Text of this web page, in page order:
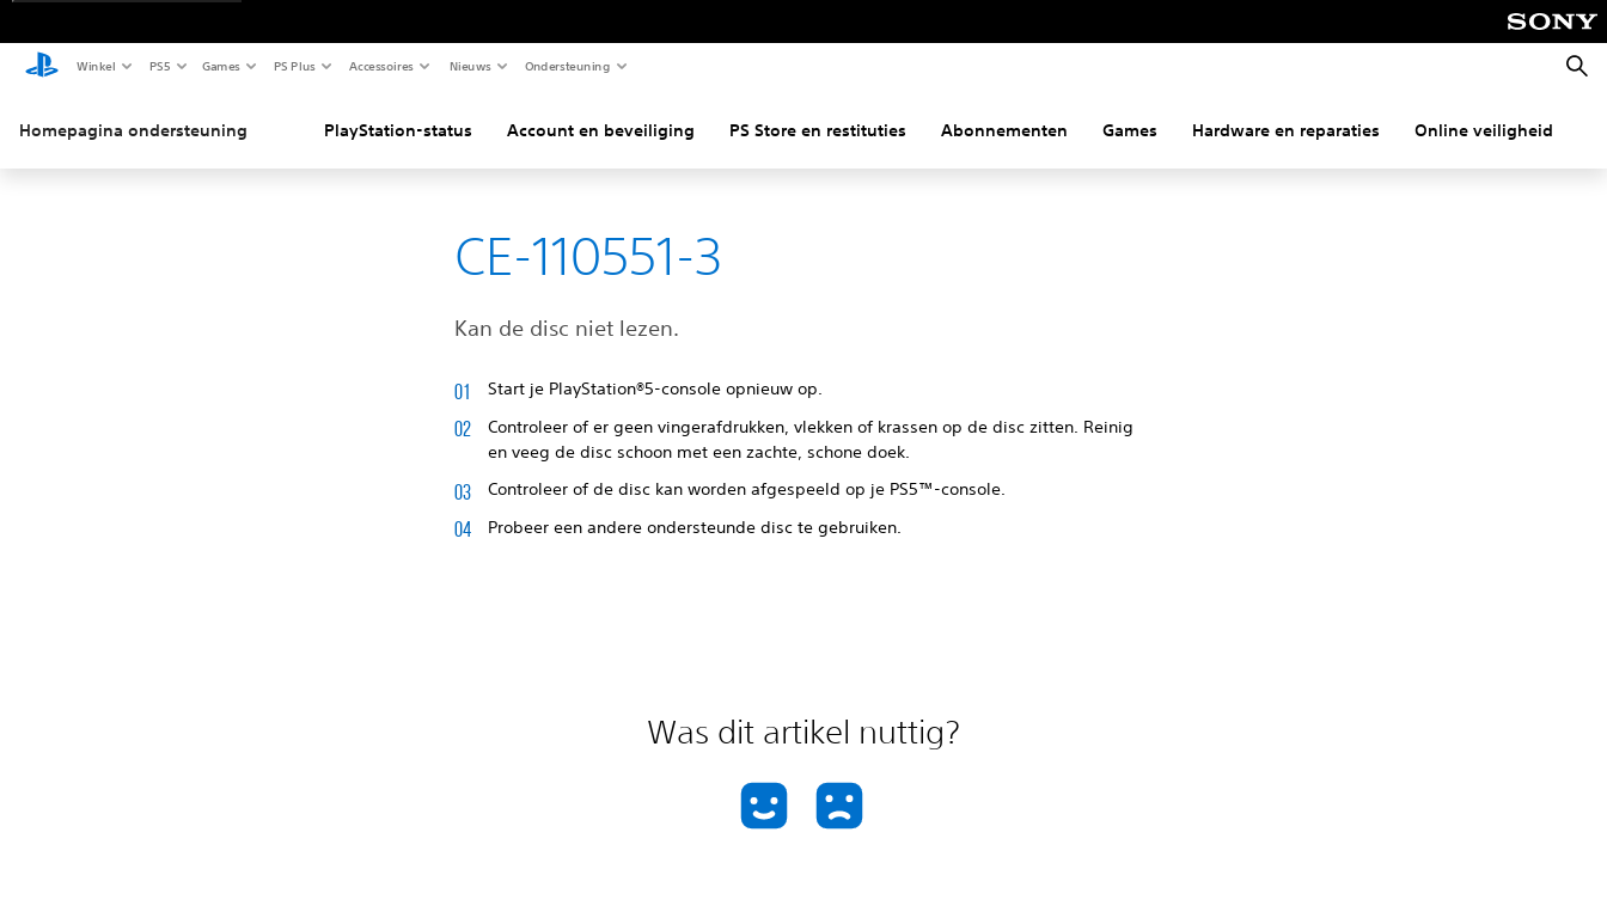
Winkel PS5 Games PS Plus Accessoires Nieuws Ondersteuning
Homepagina ondersteuning PlayStation-status Account en beveiliging PS Store en restituties Abonnementen Games Hardware en reparaties Online veiligheid
CE-110551-3
Kan de disc niet lezen.
Start je PlayStation®5-console opnieuw op.
Controleer of er geen vingerafdrukken, vlekken of krassen op de disc zitten. Reinig
en veeg de disc schoon met een zachte, schone doek.
Controleer of de disc kan worden afgespeeld op je PS5™-console.
Probeer een andere ondersteunde disc te gebruiken.
Was dit artikel nuttig?